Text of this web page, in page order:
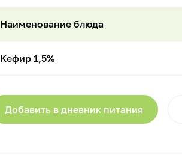
Наименование блюда
Кефир 1,5%
Добавить в дневник питания